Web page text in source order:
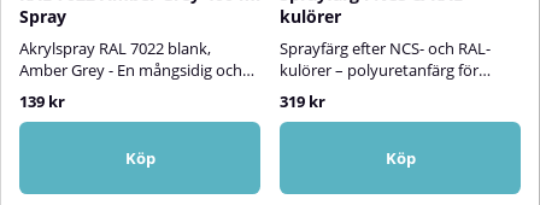
Spray
Akrylspray RAL 7022 blank,
Amber Grey - En mångsidig och
hållbar akryllack!RAL 7022 Acryl
Spray är en högkvalitativ
akryllack som är perfekt för att
bättringsmåla, skydda och
aluminium, trä, glas, sten och
139 kr
Köp
kulörer
Sprayfärg efter NCS- och RAL-
kulörer – polyuretanfärg för
inom- och utomhusbrukVi
tillverkar sprayfärg efter både
NCS- och RAL-kulörer, anpassad
för projekt där hållbarhet,
slutresultat är viktigt. Färgen är
319 kr
Köp